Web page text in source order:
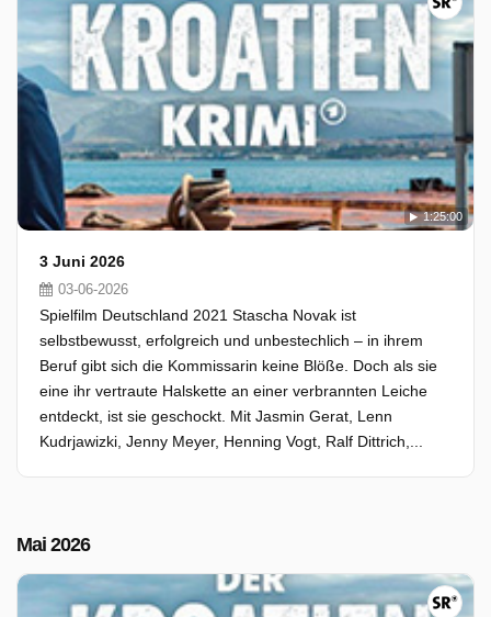
1:25:00
3 Juni 2026
03-06-2026
Spielfilm Deutschland 2021 Stascha Novak ist
selbstbewusst, erfolgreich und unbestechlich – in ihrem
Beruf gibt sich die Kommissarin keine Blöße. Doch als sie
eine ihr vertraute Halskette an einer verbrannten Leiche
entdeckt, ist sie geschockt. Mit Jasmin Gerat, Lenn
Kudrjawizki, Jenny Meyer, Henning Vogt, Ralf Dittrich,...
Mai 2026